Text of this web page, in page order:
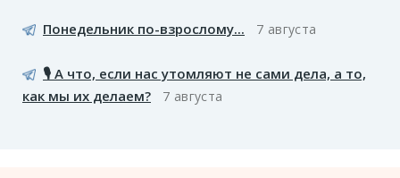
Понедельник по-взрослому... 7 августа
🎙️ А что, если нас утомляют не сами дела, а то,
как мы их делаем?
7 августа